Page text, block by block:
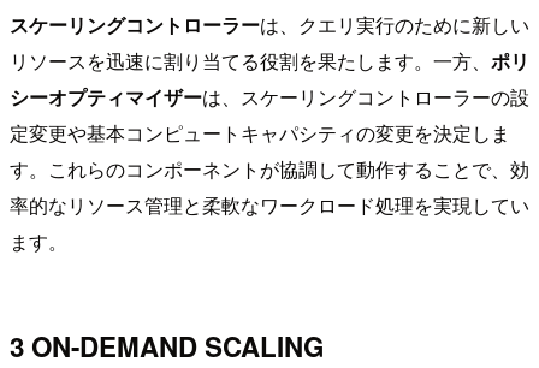
スケーリングコントローラーは、クエリ実行のために新しい
リソースを迅速に割り当てる役割を果たします。一方、 ポリ
シーオプティマイザーは、スケーリングコントローラーの設
定変更や基本コンピュートキャパシティの変更を決定しま
す。これらのコンポーネントが協調して動作することで、効
率的なリソース管理と柔軟なワークロード処理を実現してい
ます。
3 ON-DEMAND SCALING